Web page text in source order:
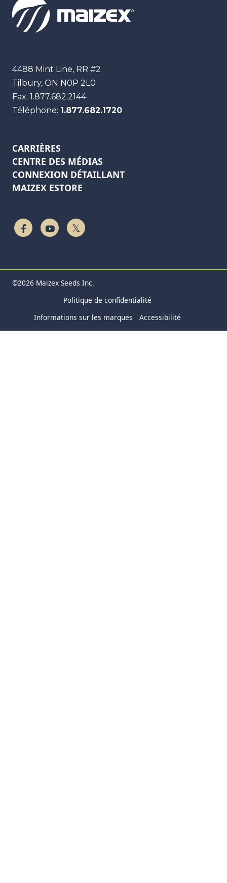
Maizex
4488 Mint Line, RR #2
Tilbury, ON N0P 2L0
Fax: 1.877.682.2144
Téléphone: 1.877.682.1720
CARRIÈRES
CENTRE DES MÉDIAS
CONNEXION DÉTAILLANT
MAIZEX ESTORE
Follow Us On Facebook
Watch On YouTube
Follow Us On Twitter
©2026 Maizex Seeds Inc.
Politique de confidentialité
Informations sur les marques
Accessibilité